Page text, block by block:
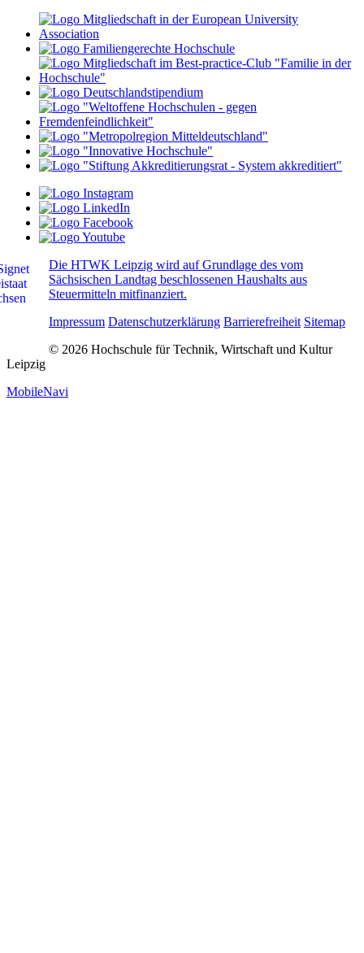
Die HTWK Leipzig wird auf Grundlage des vom
Sächsischen Landtag beschlossenen Haushalts aus
Steuermitteln mitfinanziert.
Impressum Datenschutzerklärung Barrierefreiheit Sitemap
© 2026 Hochschule für Technik, Wirtschaft und Kultur
Leipzig
MobileNavi